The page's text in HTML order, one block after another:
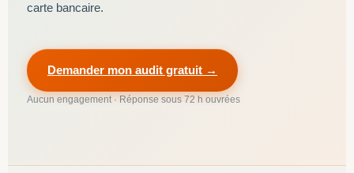
carte bancaire.
Demander mon audit gratuit →
Aucun engagement · Réponse sous 72 h ouvrées